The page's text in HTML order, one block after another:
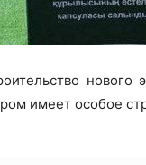
имеет особое